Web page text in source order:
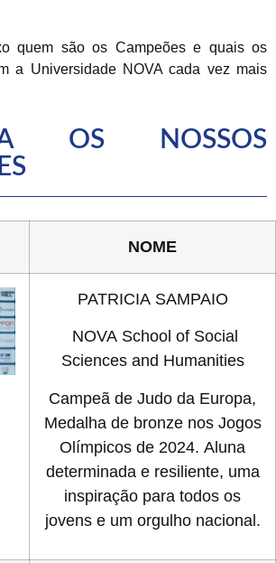
quem são os Campeões e quais os
a Universidade NOVA cada vez mais
OS NOSSOS
NOME
PATRICIA SAMPAIO
NOVA School of Social
Sciences and Humanities
Campeã de Judo da Europa,
Medalha de bronze nos Jogos
Olímpicos de 2024. Aluna
determinada e resiliente, uma
inspiração para todos os
jovens e um orgulho nacional.